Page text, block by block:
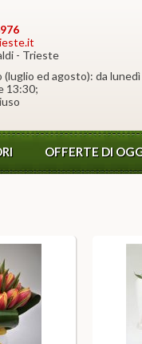
- Trieste
ed agosto): da lunedì
13:30;
OFFERTE DI